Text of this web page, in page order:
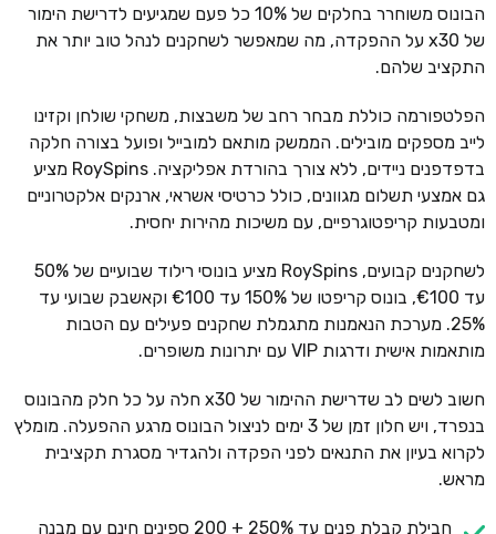
הבונוס משוחרר בחלקים של 10% כל פעם שמגיעים לדרישת הימור
של x30 על ההפקדה, מה שמאפשר לשחקנים לנהל טוב יותר את
התקציב שלהם.
הפלטפורמה כוללת מבחר רחב של משבצות, משחקי שולחן וקזינו
לייב מספקים מובילים. הממשק מותאם למובייל ופועל בצורה חלקה
בדפדפנים ניידים, ללא צורך בהורדת אפליקציה. RoySpins מציע
גם אמצעי תשלום מגוונים, כולל כרטיסי אשראי, ארנקים אלקטרוניים
ומטבעות קריפטוגרפיים, עם משיכות מהירות יחסית.
לשחקנים קבועים, RoySpins מציע בונוסי רילוד שבועיים של 50%
עד €100, בונוס קריפטו של 150% עד €100 וקאשבק שבועי עד
25%. מערכת הנאמנות מתגמלת שחקנים פעילים עם הטבות
מותאמות אישית ודרגות VIP עם יתרונות משופרים.
חשוב לשים לב שדרישת ההימור של x30 חלה על כל חלק מהבונוס
בנפרד, ויש חלון זמן של 3 ימים לניצול הבונוס מרגע ההפעלה. מומלץ
לקרוא בעיון את התנאים לפני הפקדה ולהגדיר מסגרת תקציבית
מראש.
חבילת קבלת פנים עד 250% + 200 ספינים חינם עם מבנה